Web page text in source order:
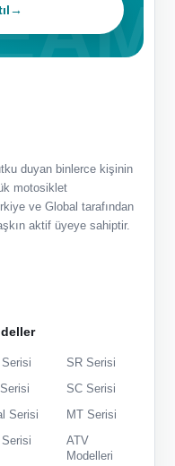
→
duyan binlerce kişinin
motosiklet
ve Global tarafından
aktif üyeye sahiptir.
Serisi
SR Serisi
SC Serisi
Serisi
MT Serisi
ATV
Modelleri